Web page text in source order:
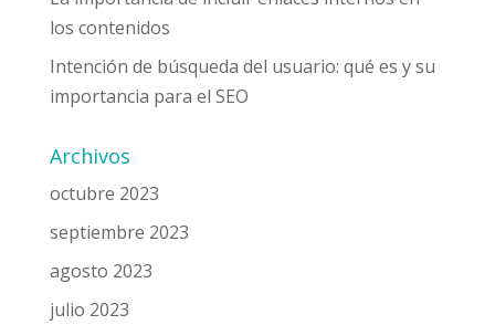
los contenidos
Intención de búsqueda del usuario: qué es y su
importancia para el SEO
Archivos
octubre 2023
septiembre 2023
agosto 2023
julio 2023